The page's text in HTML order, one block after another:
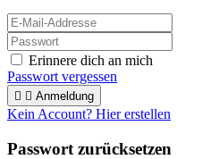
Erinnere dich an mich
Passwort vergessen
  Anmeldung
Kein Account? Hier erstellen
Passwort zurücksetzen